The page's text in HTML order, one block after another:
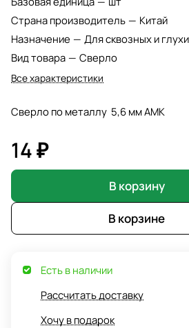
Страна производитель — Китай
Назначение — Для сквозных и
Вид товара — Сверло
Все характеристики
Сверло по металлу 5,6 мм АМК
14 ₽
В корзину
В корзине
Есть в наличии
Рассчитать доставку
Хочу в подарок